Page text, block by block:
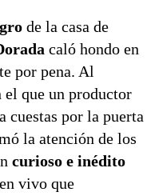
de la casa de
caló hondo en
por pena. Al
que un productor
cuestas por la puerta
la atención de los
curioso e inédito
vivo que